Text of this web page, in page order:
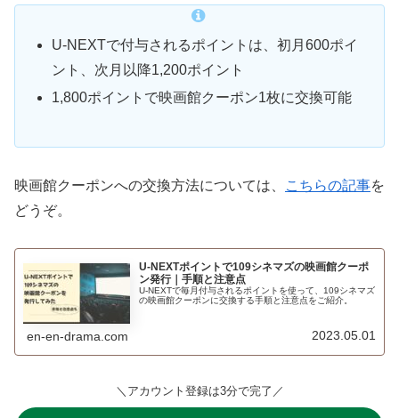
U-NEXTで付与されるポイントは、初月600ポイ
ント、次月以降1,200ポイント
1,800ポイントで映画館クーポン1枚に交換可能
映画館クーポンへの交換方法については、 こちらの記事を
どうぞ。
U-NEXTポイントで109シネマズの映画館クーポ
ン発行｜手順と注意点
U-NEXTで毎月付与されるポイントを使って、109シネマズ
の映画館クーポンに交換する手順と注意点をご紹介。
en-en-drama.com 2023.05.01
＼アカウント登録は3分で完了／